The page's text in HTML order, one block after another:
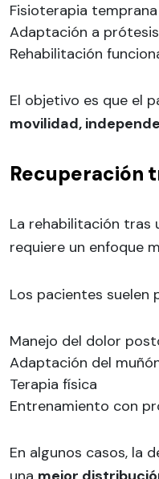
Fisioterapia temprana
Adaptación a prótesis
Rehabilitación
El objetivo es que el
movilidad,
Recuperación
La rehabilitación tras
requiere un enfoque
Los pacientes suelen
Manejo del dolor
Adaptación del
Terapia física
Entrenamiento con
En algunos casos, la